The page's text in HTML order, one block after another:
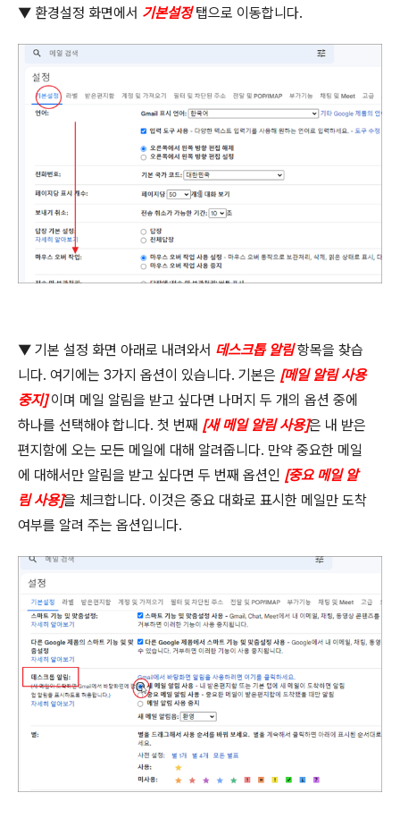
▼ 환경설정 화면에서 기본설정 탭으로 이동합니다.
▼ 기본 설정 화면 아래로 내려와서 데스크톱 알림항목을 찾습
니다. 여기에는 3가지 옵션이 있습니다. 기본은 [메일 알림 사용
중지] 이며 메일 알림을 받고 싶다면 나머지 두 개의 옵션 중에
하나를 선택해야 합니다. 첫 번째 [새 메일 알림 사용]은 내 받은
편지함에 오는 모든 메일에 대해 알려줍니다. 만약 중요한 메일
에 대해서만 알림을 받고 싶다면 두 번째 옵션인 [중요 메일 알
림 사용]을 체크합니다. 이것은 중요 대화로 표시한 메일만 도착
여부를 알려 주는 옵션입니다.